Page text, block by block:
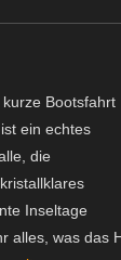
Bootsfahrt
ein echtes
die
Inseltage
alles, was das